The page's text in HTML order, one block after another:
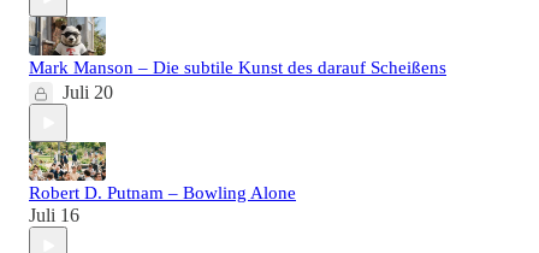
Mark Manson – Die subtile Kunst des darauf Scheißens
Juli 20
Robert D. Putnam – Bowling Alone
Juli 16